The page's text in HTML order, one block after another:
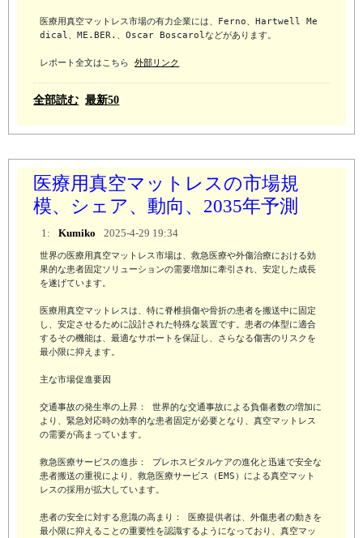
医療用真空マットレス市場の有力企業には、Ferno、Hartwell Me
dical、ME.BER.、Oscar Boscarolなどがあります。
レポート全文はこちら 外部リンク
全部読む 最新50
医療用真空マットレスの市場規
模、シェア、動向、2035年予測
1: Kumiko 2025-4-29 19:34
世界の医療用真空マットレス市場は、救急医療や外傷治療における効
果的な患者固定ソリューションの需要増加に牽引され、安定した成長
を遂げています。
医療用真空マットレスは、特に脊椎損傷や骨折の患者を搬送中に固定
し、安定させるために設計された特殊な装置です。患者の体型に適合
するその機能は、最適なサポートを保証し、さらなる傷害のリスクを
最小限に抑えます。
主な市場促進要因
交通事故の発生率の上昇： 世界的な交通事故による負傷者数の増加に
より、緊急対応時の効率的な患者固定が必要となり、真空マットレス
の需要が高まっています。
救急医療サービスの進歩： プレホスピタルケアの進化と迅速で安全な
患者搬送の重視により、救急医療サービス（EMS）による真空マット
レスの採用が拡大しています。
患者の安全に対する意識の高まり： 医療提供者は、外傷患者の動きを
最小限に抑えることの重要性を認識するようになっており、真空マッ